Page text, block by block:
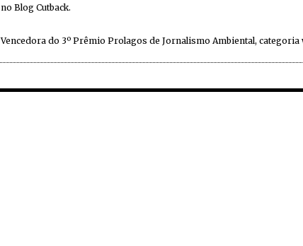
no Blog Cutback.
Vencedora do 3º Prêmio Prolagos de Jornalismo Ambiental, categoria